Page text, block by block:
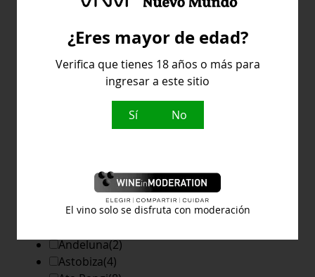
Bierzo (15)
Mostrar más
Abadia Retuerta(4)
Adega DO Vulcao(2)
Andeluna(2)
Astobiza(4)
¿Eres mayor de edad?
Verifica que tienes 18 años o más para
ingresar a este sitio
Sí No
El vino solo se disfruta con moderación